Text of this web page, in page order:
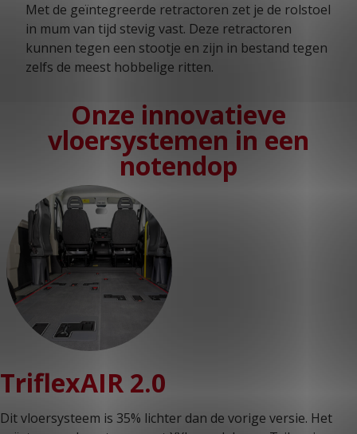
Met de geïntegreerde retractoren zet je de rolstoel
in mum van tijd stevig vast. Deze retractoren
kunnen tegen een stootje en zijn in bestand tegen
zelfs de meest hobbelige ritten.
Onze innovatieve
vloersystemen in een
notendop
TriflexAIR 2.0
Dit vloersysteem is 35% lichter dan de vorige versie. Het